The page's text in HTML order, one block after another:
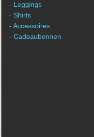
- Leggings
- Shirts
- Accessoires
- Cadeaubonnen